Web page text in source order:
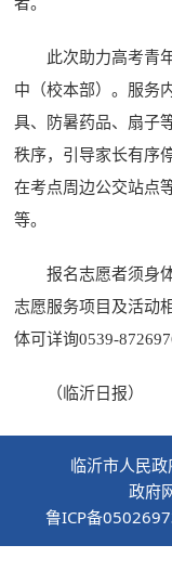
此次助力高考青
中（校本部）。服务
具、防暑药品、扇子
秩序，引导家长有序
在考点周边公交站点
等。
报名志愿者须身
志愿服务项目及活动
体可详询0539-
（临沂日报）
临沂市人民
政府
鲁ICP备